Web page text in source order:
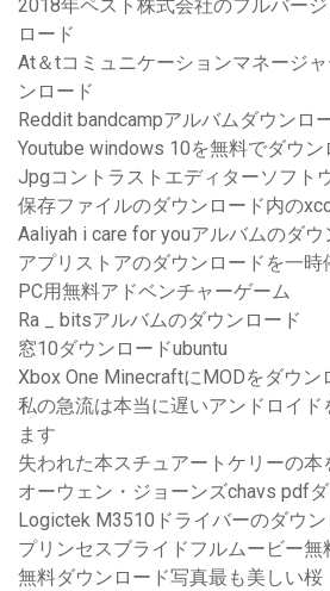
2018年ペスト株式会社のフルバー
ロード
At＆tコミュニケーションマネージ
ンロード
Reddit bandcampアルバムダウンロ
Youtube windows 10を無料でダウン
Jpgコントラストエディターソフト
保存ファイルのダウンロード内の
Aaliyah i care for youアルバムのダウ
アプリストアのダウンロードを一時
PC用無料アドベンチャーゲーム
Ra _ bitsアルバムのダウンロード
窓10ダウンロードubuntu
Xbox One MinecraftにMODをダウン
私の急流は本当に遅いアンドロイ
ます
失われた本スチュアートケリーの本
オーウェン・ジョーンズchavs pdf
Logictek M3510ドライバーのダウン
プリンセスブライドフルムービー無
無料ダウンロード写真最も美しい桜